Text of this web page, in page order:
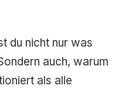
du nicht nur was
auch, warum
als alle